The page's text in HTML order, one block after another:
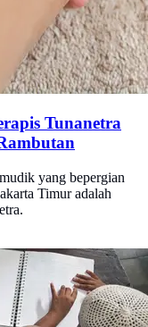
Tunanetra
yang bepergian
Timur adalah